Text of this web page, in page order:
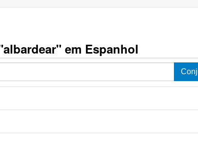
em Espanhol